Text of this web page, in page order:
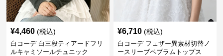
¥4,460 (税込)
白コーデ 白三段ティアードフリ
ルキャミソールチュニック
¥6,710 (税込)
白コーデ フェザー異素材切替ノ
ースリーブペプラムトップス